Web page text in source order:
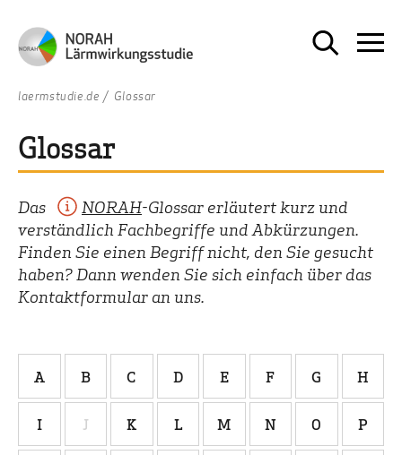
laermstudie.de Glossar
Glossar
Das NORAH-Glossar erläutert kurz und
verständlich Fachbegriffe und Abkürzungen.
Finden Sie einen Begriff nicht, den Sie gesucht
haben? Dann wenden Sie sich einfach über das
Kontaktformular an uns.
A B C D E F G H
I J K L M N O P